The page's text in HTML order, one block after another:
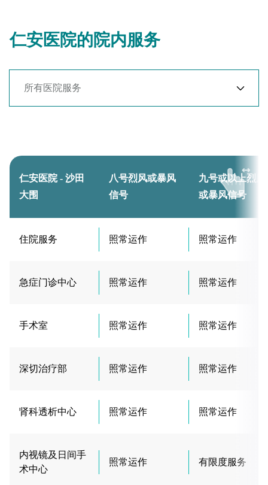
仁安医院的院内服务
仁安医院 - 沙田
大围
八号烈风或暴风
信号
九号或以上烈风
或暴风信号
住院服务 照常运作 照常运作
急症门诊中心 照常运作 照常运作
手术室 照常运作 照常运作
深切治疗部 照常运作 照常运作
肾科透析中心 照常运作 照常运作
内视镜及日间手
术中心
照常运作 有限度服务